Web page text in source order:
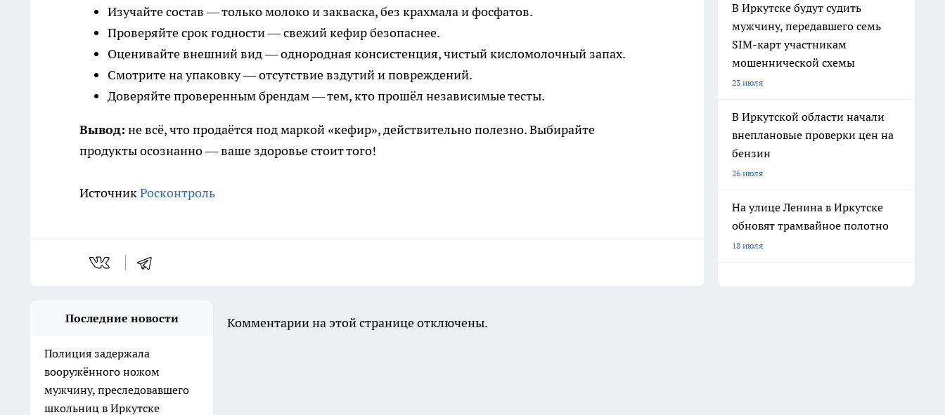
Изучайте состав — только молоко и закваска, без крахмала и фосфатов.
Проверяйте срок годности — свежий кефир безопаснее.
Оценивайте внешний вид — однородная консистенция, чистый кисломолочный запах.
Смотрите на упаковку — отсутствие вздутий и повреждений.
Доверяйте проверенным брендам — тем, кто прошёл независимые тесты.
Вывод: не всё, что продаётся под маркой «кефир», действительно полезно. Выбирайте
продукты осознанно — ваше здоровье стоит того!
ИсточникРосконтроль
В Иркутске будут судить
мужчину, передавшего семь
SIM-карт участникам
мошеннической схемы
23 июля
В Иркутской области начали
внеплановые проверки цен на
бензин
26 июля
На улице Ленина в Иркутске
обновят трамвайное полотно
18 июля
Последние новости
Полиция задержала
вооружённого ножом
мужчину, преследовавшего
школьниц в Иркутске
Комментарии на этой странице отключены.